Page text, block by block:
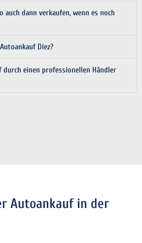
auch dann verkaufen, wenn es noch
Diez?
durch einen professionellen Händler
Autoankauf in der